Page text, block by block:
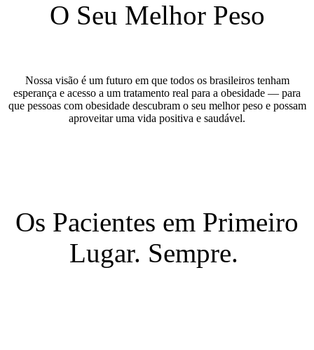
O Seu Melhor Peso
Nossa visão é um futuro em que todos os brasileiros tenham
esperança e acesso a um tratamento real para a obesidade — para
que pessoas com obesidade descubram o seu melhor peso e possam
aproveitar uma vida positiva e saudável.
Os Pacientes em Primeiro
Lugar. Sempre.